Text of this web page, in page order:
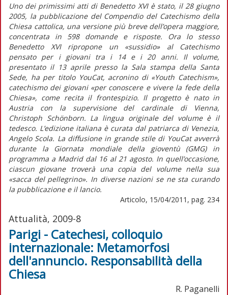
Uno dei primissimi atti di Benedetto XVI è stato, il 28 giugno
2005, la pubblicazione del Compendio del Catechismo della
Chiesa cattolica, una versione più breve dell’opera maggiore,
concentrata in 598 domande e risposte. Ora lo stesso
Benedetto XVI ripropone un «sussidio» al Catechismo
pensato per i giovani tra i 14 e i 20 anni. Il volume,
presentato il 13 aprile presso la Sala stampa della Santa
Sede, ha per titolo YouCat, acronino di «Youth Catechism»,
catechismo dei giovani «per conoscere e vivere la fede della
Chiesa», come recita il frontespizio. Il progetto è nato in
Austria con la supervisione del cardinale di Vienna,
Christoph Schönborn. La lingua originale del volume è il
tedesco. L’edizione italiana è curata dal patriarca di Venezia,
Angelo Scola. La diffusione in grande stile di YouCat avverrà
durante la Giornata mondiale della gioventù (GMG) in
programma a Madrid dal 16 al 21 agosto. In quell’occasione,
ciascun giovane troverà una copia del volume nella sua
«sacca del pellegrino». In diverse nazioni se ne sta curando
la pubblicazione e il lancio.
Articolo, 15/04/2011, pag. 234
Attualità, 2009-8
Parigi - Catechesi, colloquio
internazionale: Metamorfosi
dell'annuncio. Responsabilità della
Chiesa
R. Paganelli